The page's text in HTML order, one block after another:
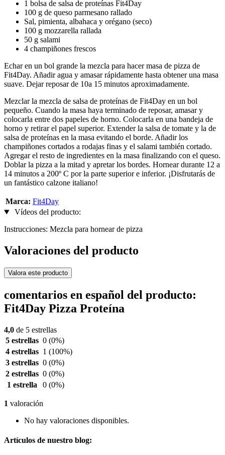
1 bolsa de salsa de proteínas Fit4Day
100 g de queso parmesano rallado
Sal, pimienta, albahaca y orégano (seco)
100 g mozzarella rallada
50 g salami
4 champiñones frescos
Echar en un bol grande la mezcla para hacer masa de pizza de
Fit4Day. Añadir agua y amasar rápidamente hasta obtener una masa
suave. Dejar reposar de 10a 15 minutos aproximadamente.
Mezclar la mezcla de salsa de proteínas de Fit4Day en un bol
pequeño. Cuando la masa haya terminado de reposar, amasar y
colocarla entre dos papeles de horno. Colocarla en una bandeja de
horno y retirar el papel superior. Extender la salsa de tomate y la de
salsa de proteínas en la masa evitando el borde. Añadir los
champiñones cortados a rodajas finas y el salami también cortado.
Agregar el resto de ingredientes en la masa finalizando con el queso.
Doblar la pizza a la mitad y apretar los bordes. Hornear durante 12 a
14 minutos a 200º C por la parte superior e inferior. ¡Disfrutarás de
un fantástico calzone italiano!
Marca: Fit4Day
Vídeos del producto:
Instrucciones: Mezcla para hornear de pizza
Valoraciones del producto
Valora este producto
comentarios en español del producto:
Fit4Day Pizza Proteína
4,0 de 5 estrellas
5 estrellas 0 (0%)
4 estrellas 1 (100%)
3 estrellas 0 (0%)
2 estrellas 0 (0%)
1 estrella
0 (0%)
1 valoración
No hay valoraciones disponibles.
Artículos de nuestro blog: